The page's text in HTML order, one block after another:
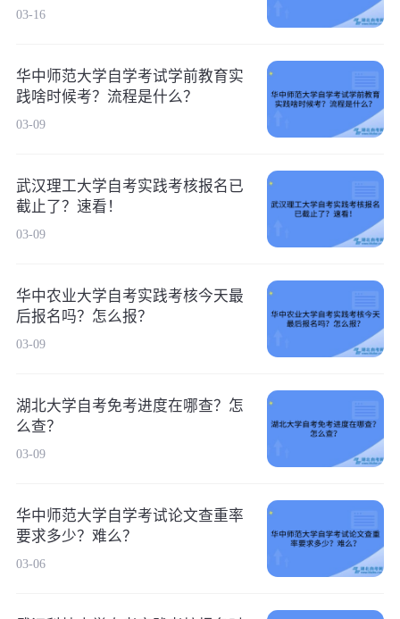
03-16
华中师范大学自学考试学前教育实
践啥时候考？流程是什么？
03-09
武汉理工大学自考实践考核报名已
截止了？速看！
03-09
华中农业大学自考实践考核今天最
后报名吗？怎么报？
03-09
湖北大学自考免考进度在哪查？怎
么查？
03-09
华中师范大学自学考试论文查重率
要求多少？难么？
03-06